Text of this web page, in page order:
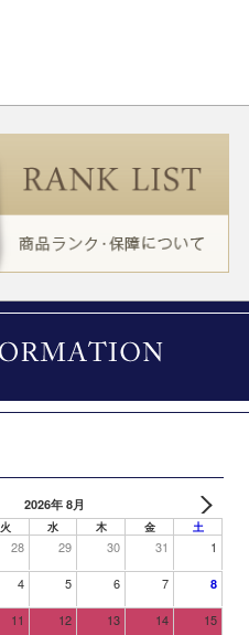
2026年 8月
火 水 木 金 土
28 29 30 31 1
4 5 6 7 8
11 12 13 14 15